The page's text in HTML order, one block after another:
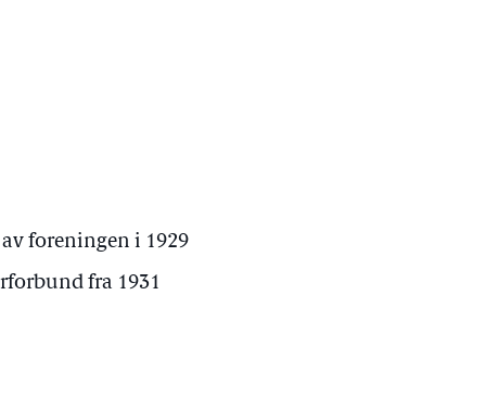
foreningen i 1929
fra 1931